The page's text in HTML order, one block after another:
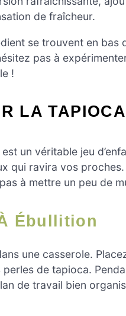
de fraîcheur.
se trouvent en bas
pas à
!
LA
est un véritable jeu
qui ravira vos
à mettre un peu de
À Ébullition
une casserole.
de tapioca.
de travail bien